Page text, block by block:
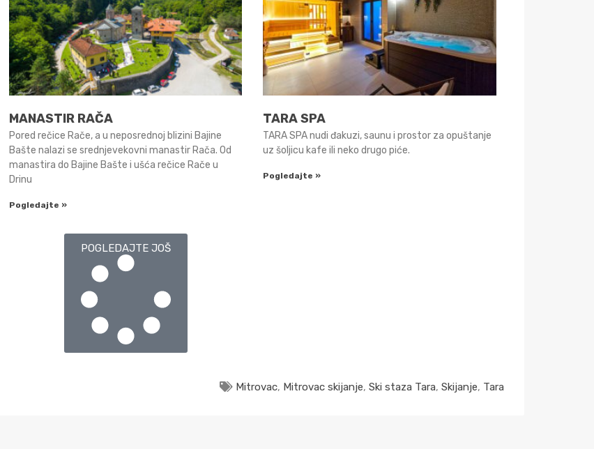
MANASTIR RAČA
Pored rečice Rače, a u neposrednoj blizini Bajine
Bašte nalazi se srednjevekovni manastir Rača. Od
manastira do Bajine Bašte i ušća rečice Rače u
Drinu
Pogledajte »
TARA SPA
TARA SPA nudi đakuzi, saunu i prostor za opuštanje
uz šoljicu kafe ili neko drugo piće.
Pogledajte »
POGLEDAJTE JOŠ
Mitrovac, Mitrovac skijanje, Ski staza Tara, Skijanje, Tara